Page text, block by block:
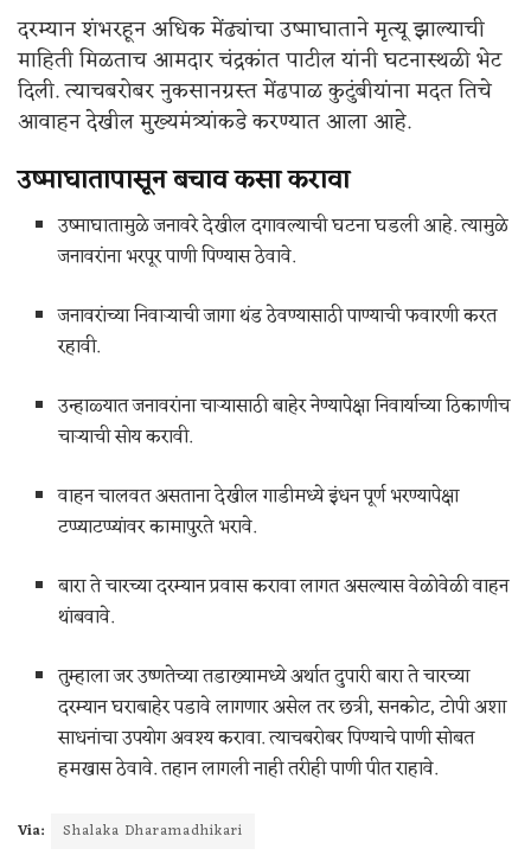
दरम्यान शंभरहून अधिक मेंढ्यांचा उष्माघाताने मृत्यू झाल्याची
माहिती मिळताच आमदार चंद्रकांत पाटील यांनी घटनास्थळी भेट
दिली. त्याचबरोबर नुकसानग्रस्त मेंढपाळ कुटुंबीयांना मदत तिचे
आवाहन देखील मुख्यमंत्र्यांकडे करण्यात आला आहे.
उष्माघातापासून बचाव कसा करावा
उष्माघातामुळे जनावरे देखील दगावल्याची घटना घडली आहे. त्यामुळे
जनावरांना भरपूर पाणी पिण्यास ठेवावे.
जनावरांच्या निवाऱ्याची जागा थंड ठेवण्यासाठी पाण्याची फवारणी करत
रहावी.
उन्हाळ्यात जनावरांना चाऱ्यासाठी बाहेर नेण्यापेक्षा निवार्याच्या ठिकाणीच
चाऱ्याची सोय करावी.
वाहन चालवत असताना देखील गाडीमध्ये इंधन पूर्ण भरण्यापेक्षा
टप्प्याटप्प्यांवर कामापुरते भरावे.
बारा ते चारच्या दरम्यान प्रवास करावा लागत असल्यास वेळोवेळी वाहन
थांबवावे.
तुम्हाला जर उष्णतेच्या तडाख्यामध्ये अर्थात दुपारी बारा ते चारच्या
दरम्यान घराबाहेर पडावे लागणार असेल तर छत्री, सनकोट, टोपी अशा
साधनांचा उपयोग अवश्य करावा. त्याचबरोबर पिण्याचे पाणी सोबत
हमखास ठेवावे. तहान लागली नाही तरीही पाणी पीत राहावे.
Via: Shalaka Dharamadhikari